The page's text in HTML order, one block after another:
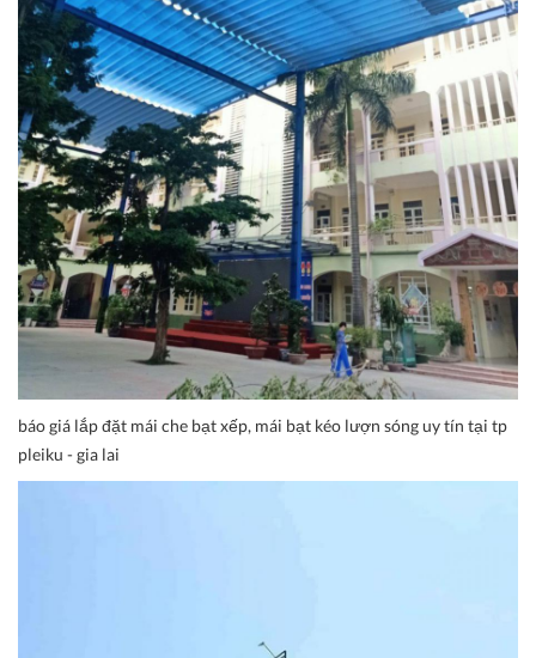
báo giá lắp đặt mái che bạt xếp, mái bạt kéo lượn sóng uy tín tại tp
pleiku - gia lai